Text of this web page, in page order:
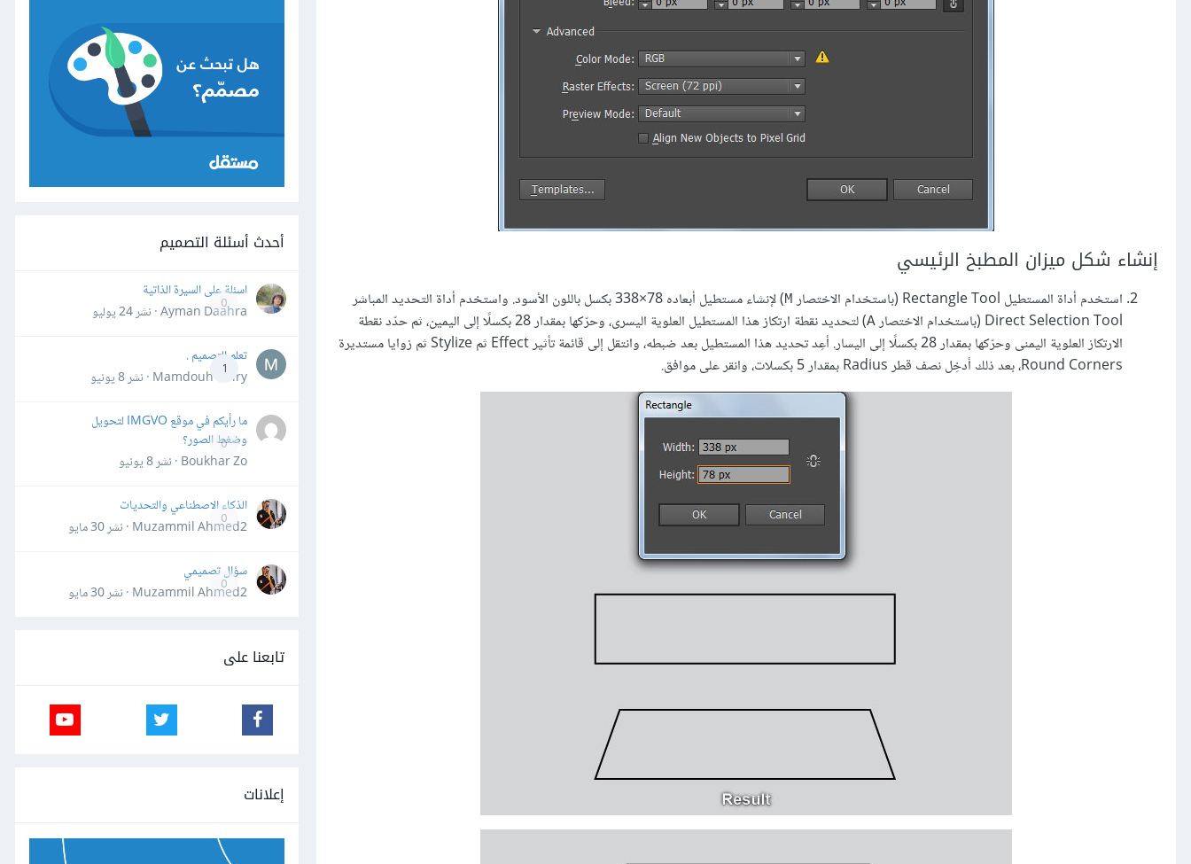
إنشاء شكل ميزان المطبخ الرئيسي
استخدم أداة المستطيل Rectangle Tool (باستخدام الاختصار M
) لإنشاء مستطيل أبعاده 338‎×78 بكسل باللون الأسود. واستخدم أداة التحديد المباشر
Direct Selection Tool (باستخدام الاختصار
A
) لتحديد نقطة ارتكاز هذا المستطيل العلوية اليسرى، وحرّكها بمقدار 28 بكسلًا إلى اليمين، ثم حدّد نقطة
الارتكاز العلوية اليمنى وحرّكها بمقدار 28 بكسلًا إلى اليسار. أعِد تحديد هذا المستطيل بعد ضبطه، وانتقل إلى قائمة تأثير Effect ثم Stylize ثم زوايا مستديرة
Round Corners، بعد ذلك أدخِل نصف قطر Radius بمقدار 5 بكسلات، وانقر على موافق.
أحدث أسئلة التصميم
0
اسئلة على السيرة الذاتية
Ayman Daahra · نشر
24 يوليو
1
تعلم التصميم .
Mamdouh Khiry · نشر
8 يونيو
0
ما رأيكم في موقع IMGVO لتحويل
وضغط الصور؟
Boukhar Zo · نشر
8 يونيو
0
الذكاء الاصطناعي والتحديات
Muzammil Ahmed2 · نشر
30 مايو
0
سؤال تصميمي
Muzammil Ahmed2 · نشر
30 مايو
تابعنا على
إعلانات